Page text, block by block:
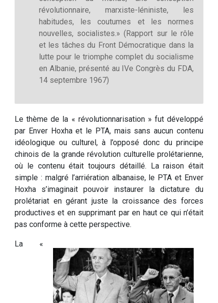
révolutionnaire, marxiste-léniniste, les
habitudes, les coutumes et les normes
nouvelles, socialistes.» (Rapport sur le rôle
et les tâches du Front Démocratique dans la
lutte pour le triomphe complet du socialisme
en Albanie, présenté au IVe Congrès du FDA,
14 septembre 1967)
Le thème de la « révolutionnarisation » fut développé
par Enver Hoxha et le PTA, mais sans aucun contenu
idéologique ou culturel, à l’opposé donc du principe
chinois de la grande révolution culturelle prolétarienne,
où le contenu était toujours détaillé. La raison était
simple : malgré l’arriération albanaise, le PTA et Enver
Hoxha s’imaginait pouvoir instaurer la dictature du
prolétariat en gérant juste la croissance des forces
productives et en supprimant par en haut ce qui n’était
pas conforme à cette perspective.
La «